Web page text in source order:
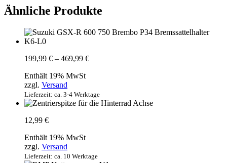
Ähnliche Produkte
199,99 € – 469,99 €Preisspanne:
Enthält 19% MwSt
zzgl. Versand
Lieferzeit: ca. 3-4 Werktage
12,99 €
Enthält 19% MwSt
zzgl. Versand
Lieferzeit: ca. 10 Werktage